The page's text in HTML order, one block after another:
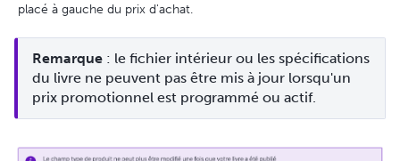
placé à gauche du prix d'achat.
Remarque : le fichier intérieur ou les spécifications
du livre ne peuvent pas être mis à jour lorsqu'un
prix promotionnel est programmé ou actif.